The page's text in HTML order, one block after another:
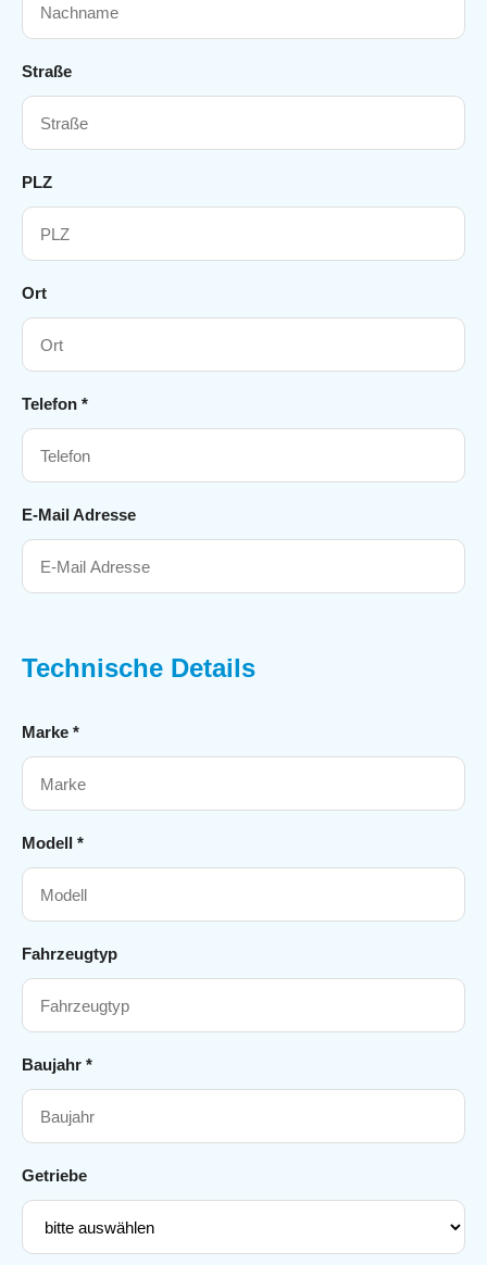
Straße
PLZ
Ort
Telefon *
E-Mail Adresse
Technische Details
Marke *
Modell *
Fahrzeugtyp
Baujahr *
Getriebe